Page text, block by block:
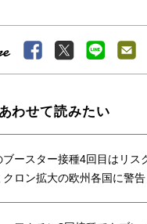
あわせて読みたい
ブースター接種4回目はリ
クロン拡大の欧州各国に警告